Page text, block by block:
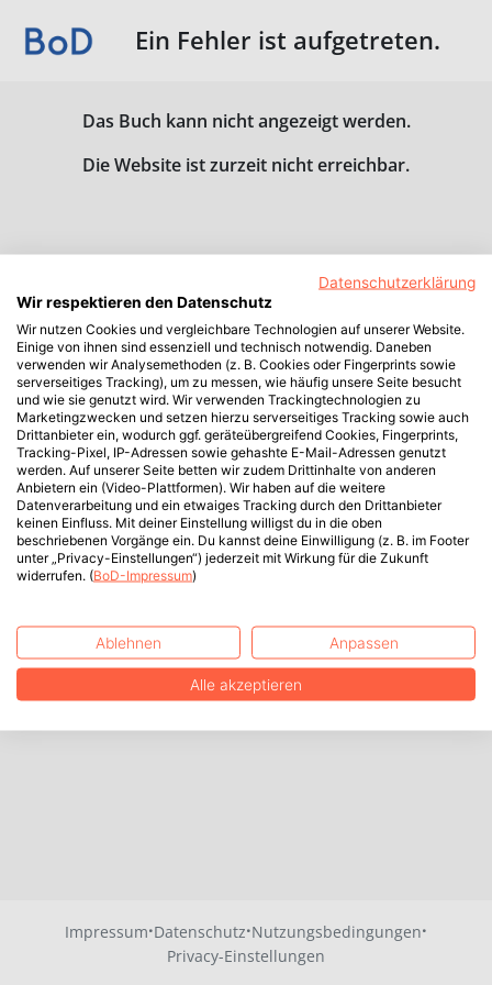
Ein Fehler ist aufgetreten.
Das Buch kann nicht angezeigt werden.
Die Website ist zurzeit nicht erreichbar.
Impressum·Datenschutz·Nutzungsbedingungen·
Privacy-Einstellungen
Datenschutzerklärung
Wir respektieren den Datenschutz
Wir nutzen Cookies und vergleichbare Technologien auf unserer Website.
Einige von ihnen sind essenziell und technisch notwendig. Daneben
verwenden wir Analysemethoden (z. B. Cookies oder Fingerprints sowie
serverseitiges Tracking), um zu messen, wie häufig unsere Seite besucht
und wie sie genutzt wird. Wir verwenden Trackingtechnologien zu
Marketingzwecken und setzen hierzu serverseitiges Tracking sowie auch
Drittanbieter ein, wodurch ggf. geräteübergreifend Cookies, Fingerprints,
Tracking-Pixel, IP-Adressen sowie gehashte E-Mail-Adressen genutzt
werden. Auf unserer Seite betten wir zudem Drittinhalte von anderen
Anbietern ein (Video-Plattformen). Wir haben auf die weitere
Datenverarbeitung und ein etwaiges Tracking durch den Drittanbieter
keinen Einfluss. Mit deiner Einstellung willigst du in die oben
beschriebenen Vorgänge ein. Du kannst deine Einwilligung (z. B. im Footer
unter „Privacy-Einstellungen“) jederzeit mit Wirkung für die Zukunft
widerrufen. (BoD-Impressum)
Ablehnen Anpassen
Alle akzeptieren